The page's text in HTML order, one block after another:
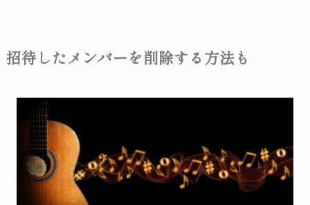
招待したメンバーを削除する方法も